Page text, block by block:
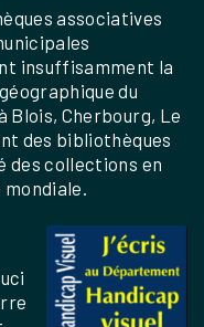
associatives
insuffisamment la
du
Cherbourg, Le
des bibliothèques
des collections en